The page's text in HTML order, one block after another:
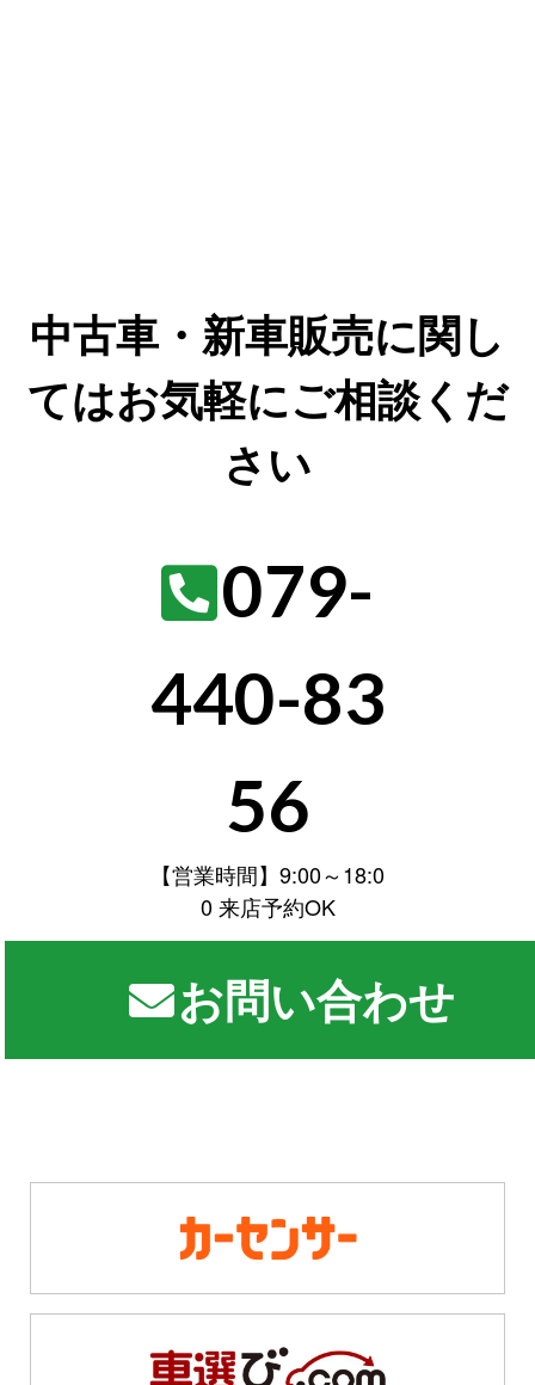
中古車・新車販売に関し
てはお気軽にご相談くだ
さい
079-
440-83
56
【営業時間】9:00～18:0
0 来店予約OK
お問い合わせ